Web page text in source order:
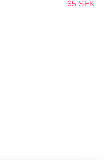
65 SEK